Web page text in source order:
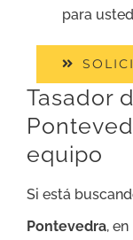
para
Tasador
equipo
Si está
Pontevedra,